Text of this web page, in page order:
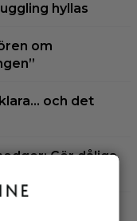
hyllas
om
och det
Gör dåliga
Netflix nya